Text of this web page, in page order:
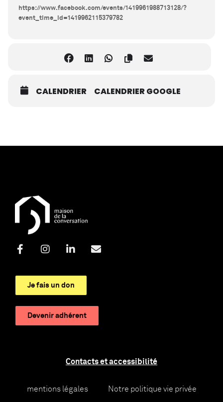
https://www.facebook.com/events/1419961988713128/?
event_time_id=1419962115379782
CALENDRIER CALENDRIER GOOGLE
Je fais un don
Devenir adhérent
Contacts et accessibilité
mentions légales Notre politique vie privée